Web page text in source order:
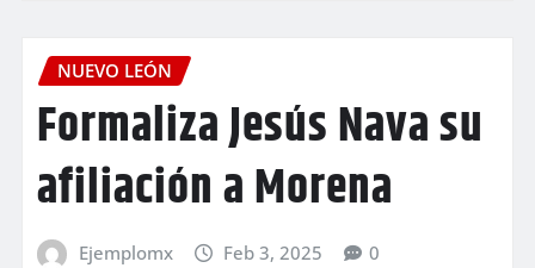
NUEVO LEÓN
Formaliza Jesús Nava su
afiliación a Morena
Ejemplomx Feb 3, 2025 0